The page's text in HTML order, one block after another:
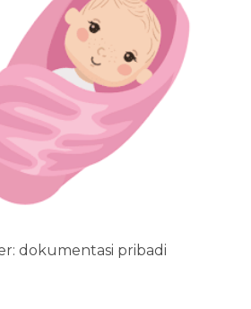
dokumentasi pribadi